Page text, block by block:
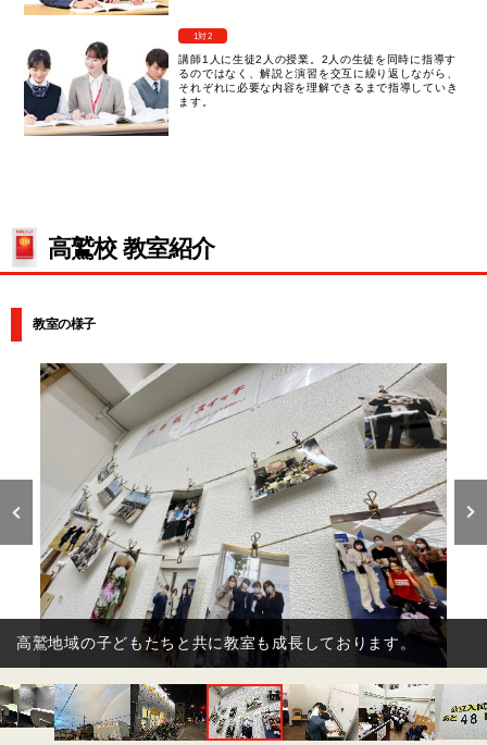
1対2
講師1人に生徒2人の授業。2人の生徒を同時に指導す
るのではなく、解説と演習を交互に繰り返しながら、
それぞれに必要な内容を理解できるまで指導していき
ます。
高鷲校 教室紹介
教室の様子
高鷲地域の子どもたちと共に教室も成長しております。